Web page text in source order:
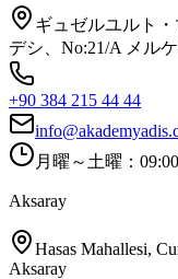
ギュゼルユルト
デシ、No:21/A メル
+90 384 215 44 44
月曜～土曜：
Aksaray
Hasas Mahallesi,
Aksaray